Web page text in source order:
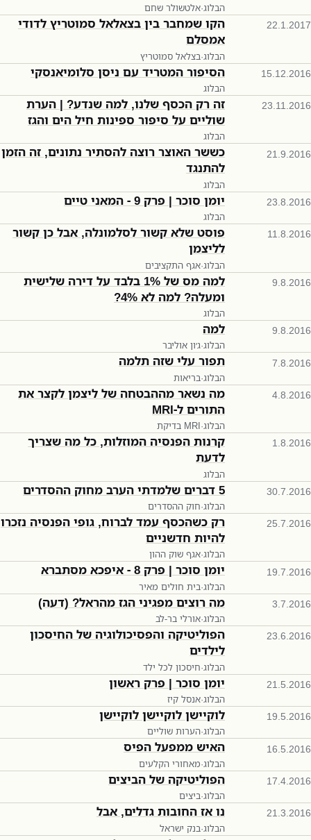
הבלוג·אלטשולר שחם
22.1.2017
הקו שמחבר בין בצאלאל סמוטריץ לדודי
אמסלם
הבלוג·בצלאל סמוטריץ
15.12.2016 הסיפור המטריד עם ניסן סלומיאנסקי
הבלוג
23.11.2016
זה רק הכסף שלנו, למה שנדע? | הערת
שוליים על סיפור ספינות חיל הים והגז
הבלוג
21.9.2016
כששר האוצר רוצה להסתיר נתונים, זה הזמן
להתנגד
הבלוג
23.8.2016 יומן סוכר | פרק 9 - המאני טיים
הבלוג
11.8.2016
פוסט שלא קשור לסלמונלה, אבל כן קשור
לליצמן
הבלוג·אגף התקציבים
9.8.2016
למה מס של 1% בלבד על דירה שלישית
ומעלה? למה לא 4%?
הבלוג
9.8.2016 למה
הבלוג·ג׳ון אוליבר
7.8.2016 תפור עלי שזה תלמה
הבלוג·בריאות
4.8.2016
מה נשאר מההבטחה של ליצמן לקצר את
התורים ל-MRI
הבלוג·בדיקת MRI
1.8.2016
קרנות הפנסיה המוזלות, כל מה שצריך
לדעת
הבלוג
30.7.2016 5 דברים שלמדתי הערב מחוק ההסדרים
הבלוג·חוק ההסדרים
25.7.2016
רק כשהכסף עמד לברוח, גופי הפנסיה נזכרו
להיות חדשניים
הבלוג·אגף שוק ההון
19.7.2016 יומן סוכר | פרק 8 - איפכא מסתברא
הבלוג·בית חולים מאיר
3.7.2016 מה רוצים מפגיני הגז מהראל? (דעה)
הבלוג·אורלי בר-לב
23.6.2016
הפוליטיקה והפסיכולוגיה של החיסכון
לילדים
הבלוג·חיסכון לכל ילד
21.5.2016 יומן סוכר | פרק ראשון
הבלוג·אנסל קיז
19.5.2016 לוקיישן לוקיישן לוקיישן
הבלוג·הערות שוליים
16.5.2016 האיש ממפעל הפיס
הבלוג·מאחורי הקלעים
17.4.2016 הפוליטיקה של הביצים
הבלוג·ביצים
21.3.2016 נו אז החובות גדלים, אבל
הבלוג·בנק ישראל